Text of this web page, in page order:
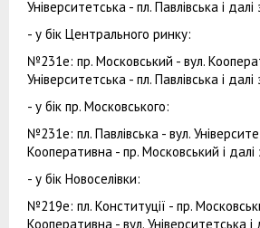
Університетська - пл. Павлівська і
- у бік Центрального ринку:
№231е: пр. Московський - вул.
Університетська - пл. Павлівська і
- у бік пр. Московського:
№231е: пл. Павлівська - вул.
Кооперативна - пр. Московський і
- у бік Новоселівки:
№219е: пл. Конституції - пр.
Кооперативна - вул. Університетська